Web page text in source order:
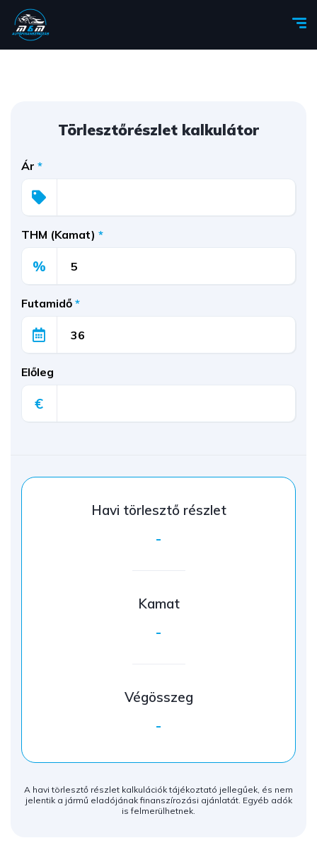
Törlesztőrészlet kalkulátor
Ár *
THM (Kamat) *
%
Futamidő *
Előleg
€
Havi törlesztő részlet
-
Kamat
-
Végösszeg
-
A havi törlesztő részlet kalkulációk tájékoztató jellegűek, és nem
jelentik a jármű eladójának finanszírozási ajánlatát. Egyéb adók
is felmerülhetnek.